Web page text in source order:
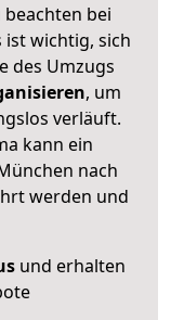
beachten bei
ist wichtig, sich
des Umzugs
, um
verläuft.
kann ein
nach
werden und
und erhalten